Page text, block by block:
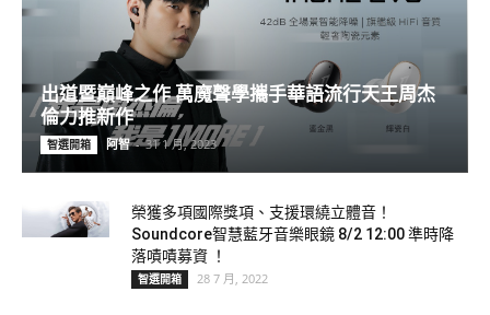
出道暨巔峰之作 萬魔聲學攜手華語流行天王周杰
倫力推新作
智選開箱 阿智 - 31 1 月, 2023
榮獲多項國際獎項、支援環繞立體音！
Soundcore智慧藍牙音樂眼鏡 8/2 12:00 準時降
落嘖嘖募資 ！
智選開箱 28 7 月, 2022